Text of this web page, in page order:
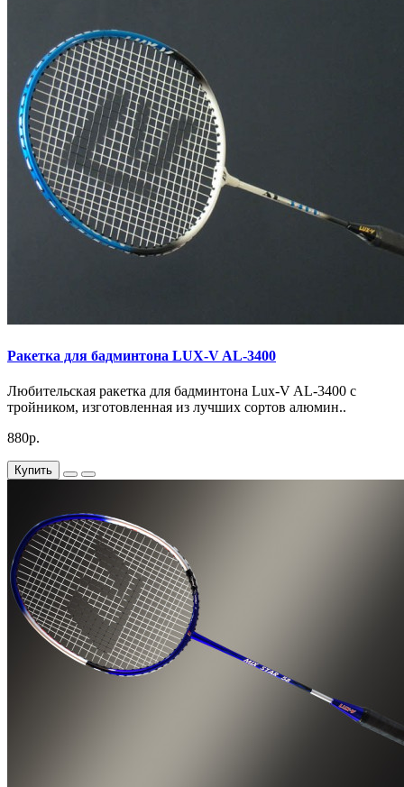
Ракетка для бадминтона LUX-V AL-3400
Любительская ракетка для бадминтона Lux-V AL-3400 с
тройником, изготовленная из лучших сортов алюмин..
880р.
Купить